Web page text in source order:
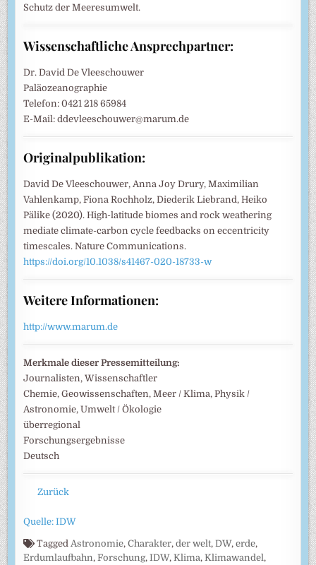
Schutz der Meeresumwelt.
Wissenschaftliche Ansprechpartner:
Dr. David De Vleeschouwer
Paläozeanographie
Telefon: 0421 218 65984
E-Mail: ddevleeschouwer@marum.de
Originalpublikation:
David De Vleeschouwer, Anna Joy Drury, Maximilian
Vahlenkamp, Fiona Rochholz, Diederik Liebrand, Heiko
Pälike (2020). High-latitude biomes and rock weathering
mediate climate-carbon cycle feedbacks on eccentricity
timescales. Nature Communications.
https://doi.org/10.1038/s41467-020-18733-w
Weitere Informationen:
http://www.marum.de
Merkmale dieser Pressemitteilung:
Journalisten, Wissenschaftler
Chemie, Geowissenschaften, Meer / Klima, Physik /
Astronomie, Umwelt / Ökologie
überregional
Forschungsergebnisse
Deutsch
Zurück
Quelle: IDW
Tagged Astronomie,Charakter,der welt, DW,erde,
Erdumlaufbahn,Forschung,IDW,Klima,Klimawandel,